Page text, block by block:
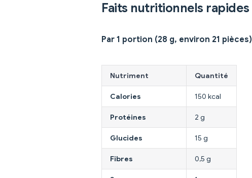
Faits nutritionnels rapides
Par 1 portion (28 g, environ 21 pièces)
Nutriment Quantité
Calories 150 kcal
Protéines 2 g
Glucides 15 g
Fibres 0,5 g